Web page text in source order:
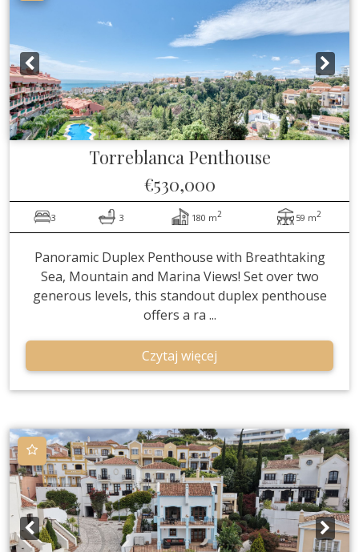
Torreblanca Penthouse
€530,000
3 3 180 m2 59 m2
Panoramic Duplex Penthouse with Breathtaking
Sea, Mountain and Marina Views! Set over two
generous levels, this standout duplex penthouse
offers a ra ...
Czytaj więcej